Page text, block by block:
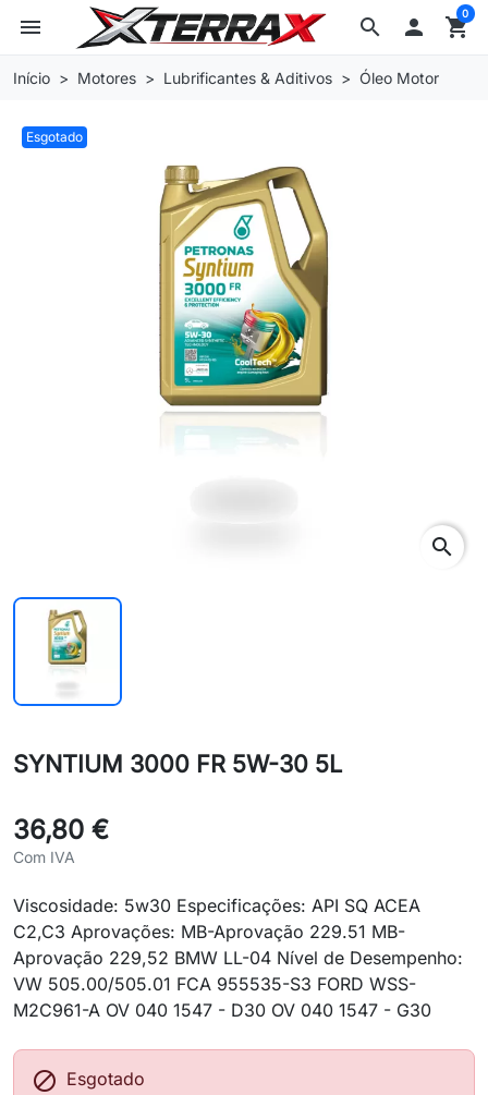
search
menu  shopping_cart
0
Início Motores Lubrificantes & Aditivos Óleo Motor
Esgotado
search
SYNTIUM 3000 FR 5W-30 5L
36,80 €
Com IVA
Viscosidade: 5w30 Especificações: API SQ ACEA
C2,C3 Aprovações: MB-Aprovação 229.51 MB-
Aprovação 229,52 BMW LL-04 Nível de Desempenho:
VW 505.00/505.01 FCA 955535-S3 FORD WSS-
M2C961-A OV 040 1547 - D30 OV 040 1547 - G30
 Esgotado